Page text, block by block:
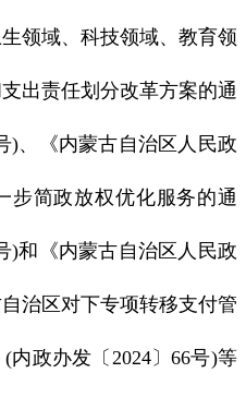
领域、科技领域、教育领
出责任划分改革方案的通
)、《内蒙古自治区人民政
步简政放权优化服务的通
)和《内蒙古自治区人民政
治区对下专项转移支付管
政办发〔2024〕66号)等